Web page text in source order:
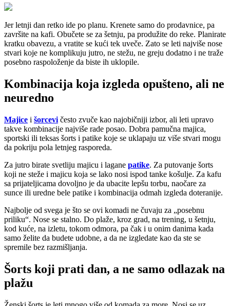
Jer letnji dan retko ide po planu. Krenete samo do prodavnice, pa
završite na kafi. Obučete se za šetnju, pa produžite do reke. Planirate
kratku obavezu, a vratite se kući tek uveče. Zato se leti najviše nose
stvari koje ne komplikuju jutro, ne stežu, ne greju dodatno i ne traže
posebno raspoloženje da biste ih uklopile.
Kombinacija koja izgleda opušteno, ali ne
neuredno
Majice i šorcevi često zvuče kao najobičniji izbor, ali leti upravo
takve kombinacije najviše rade posao. Dobra pamučna majica,
sportski ili teksas šorts i patike koje se uklapaju uz više stvari mogu
da pokriju pola letnjeg rasporeda.
Za jutro birate svetliju majicu i lagane patike. Za putovanje šorts
koji ne steže i majicu koja se lako nosi ispod tanke košulje. Za kafu
sa prijateljicama dovoljno je da ubacite lepšu torbu, naočare za
sunce ili uredne bele patike i kombinacija odmah izgleda doteranije.
Najbolje od svega je što se ovi komadi ne čuvaju za „posebnu
priliku“. Nose se stalno. Do plaže, kroz grad, na trening, u šetnju,
kod kuće, na izletu, tokom odmora, pa čak i u onim danima kada
samo želite da budete udobne, a da ne izgledate kao da ste se
spremile bez razmišljanja.
Šorts koji prati dan, a ne samo odlazak na
plažu